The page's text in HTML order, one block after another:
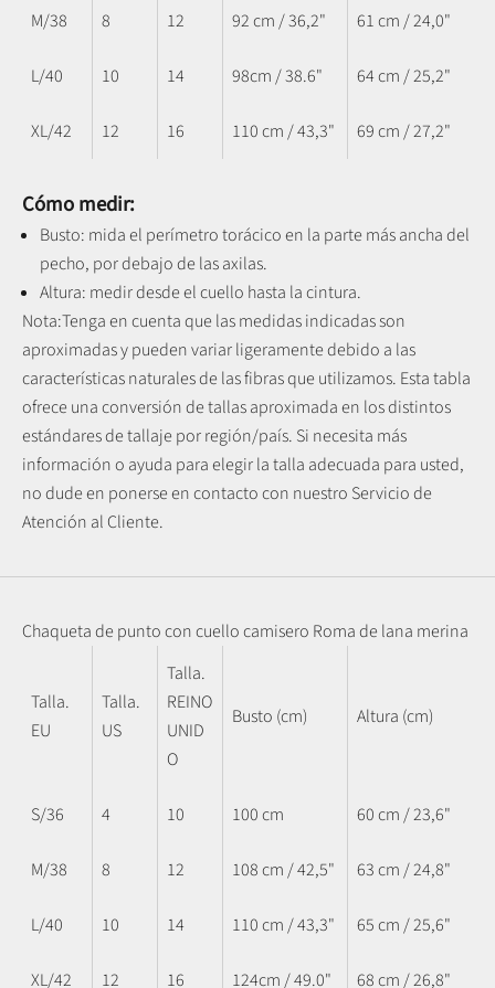
M/38 8 12 92 cm / 36,2" 61 cm / 24,0"
L/40 10 14 98cm / 38.6" 64 cm / 25,2"
XL/42 12 16 110 cm / 43,3" 69 cm / 27,2"
Cómo medir:
Busto: mida el perímetro torácico en la parte más ancha del
pecho, por debajo de las axilas.
Altura: medir desde el cuello hasta la cintura.
Nota:Tenga en cuenta que las medidas indicadas son
aproximadas y pueden variar ligeramente debido a las
características naturales de las fibras que utilizamos. Esta tabla
ofrece una conversión de tallas aproximada en los distintos
estándares de tallaje por región/país. Si necesita más
información o ayuda para elegir la talla adecuada para usted,
no dude en ponerse en contacto con nuestro Servicio de
Atención al Cliente.
Chaqueta de punto con cuello camisero Roma de lana merina
Talla.
EU
Talla.
US
Talla.
REINO
UNID
O
Busto (cm) Altura (cm)
S/36 4 10 100 cm 60 cm / 23,6"
M/38 8 12 108 cm / 42,5" 63 cm / 24,8"
L/40 10 14 110 cm / 43,3" 65 cm / 25,6"
XL/42 12 16 124cm / 49.0" 68 cm / 26,8"